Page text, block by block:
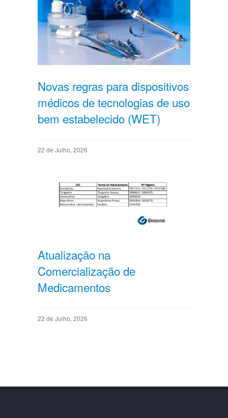
Novas regras para dispositivos
médicos de tecnologias de uso
bem estabelecido (WET)
22 de Julho, 2026
Atualização na
Comercialização de
Medicamentos
22 de Julho, 2026